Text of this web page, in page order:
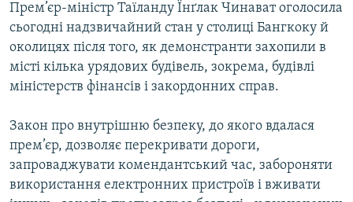
ІНФОГРАФІКА
ДОЛУЧАЙСЯ!
Усі сайти RFE/RL
Прем’єр-міністр Таїланду Їнґлак Чинават оголосила
сьогодні надзвичайний стан у столиці Бангкоку й
околицях після того, як демонстранти захопили в
місті кілька урядових будівель, зокрема, будівлі
міністерств фінансів і закордонних справ.
Закон про внутрішню безпеку, до якого вдалася
прем’єр, дозволяє перекривати дороги,
запроваджувати комендантський час, забороняти
використання електронних пристроїв і вживати